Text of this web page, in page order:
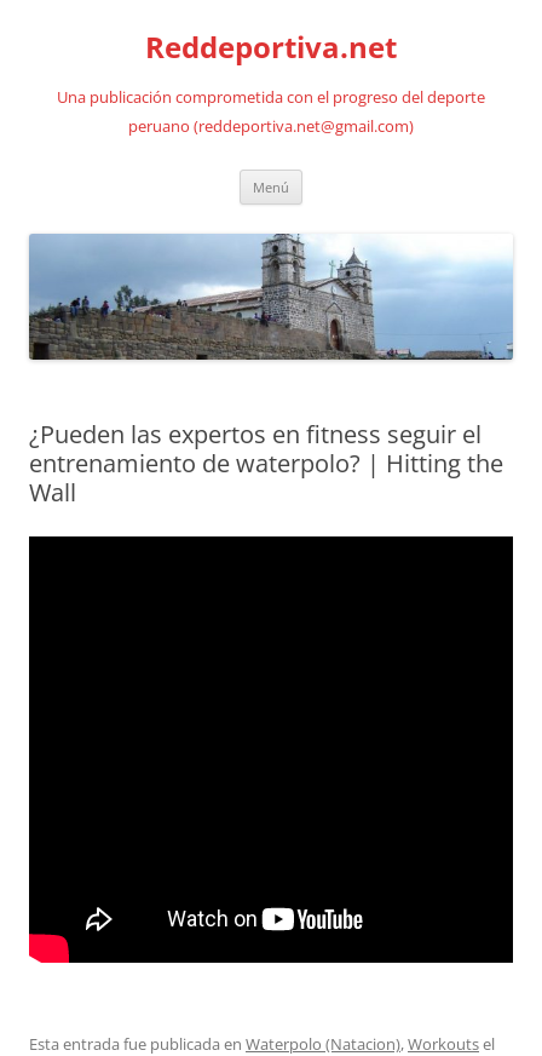
Reddeportiva.net
Una publicación comprometida con el progreso del deporte
peruano (reddeportiva.net@gmail.com)
Menú
¿Pueden las expertos en fitness seguir el
entrenamiento de waterpolo? | Hitting the
Wall
Esta entrada fue publicada en Waterpolo (Natacion),Workoutsel